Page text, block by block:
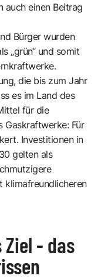
auch einen Beitrag
Bürger wurden
„grün“ und somit
die bis zum Jahr
es im Land des
für die
Gaskraftwerke: Für
Investitionen in
gelten als
klimafreundlicheren
Ziel - das